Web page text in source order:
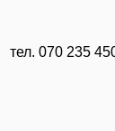
тел. 070 235